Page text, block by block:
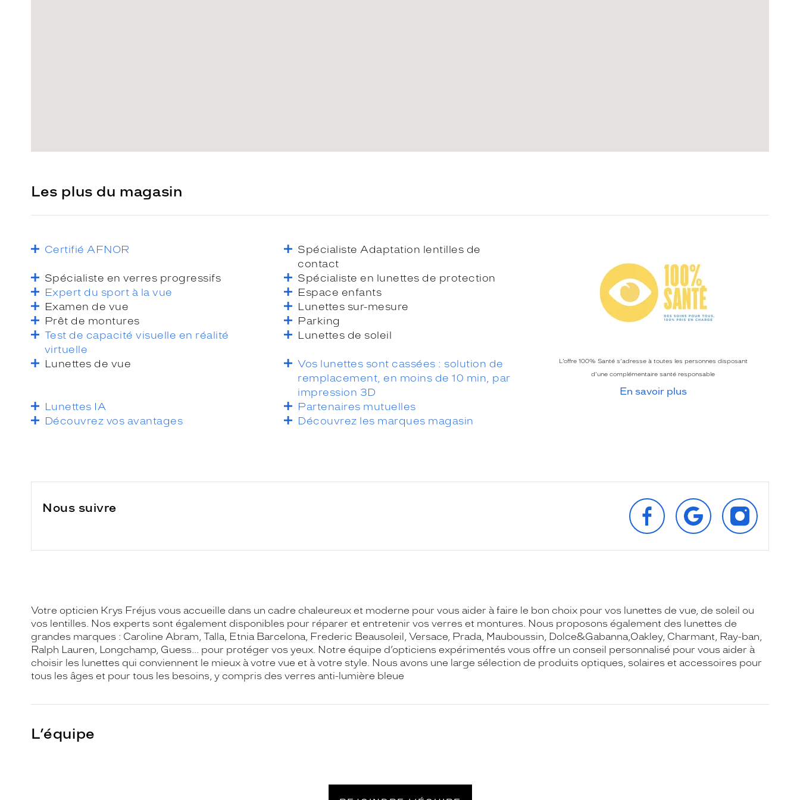
Les plus du magasin
Certifié AFNOR
Spécialiste Adaptation lentilles de
contact
Spécialiste en verres progressifs
Spécialiste en lunettes de protection
Expert du sport à la vue
Espace enfants
Examen de vue
Lunettes sur-mesure
Prêt de montures
Parking
Test de capacité visuelle en réalité
virtuelle
Lunettes de soleil
Lunettes de vue
Vos lunettes sont cassées : solution de
remplacement, en moins de 10 min, par
impression 3D
Lunettes IA
Partenaires mutuelles
Découvrez vos avantages
Découvrez les marques magasin
L’offre 100% Santé s’adresse à toutes les personnes disposant
d’une complémentaire santé responsable
En savoir plus
Nous suivre
SUIVEZ‑NOUS
SUR
FACEBOOK
RETROUVEZ‑NOUS
SUR
GOOGLE
SUR
INSTAGRAM
Votre opticien Krys Fréjus vous accueille dans un cadre chaleureux et moderne pour vous aider à faire le bon choix pour vos lunettes de vue, de soleil ou
vos lentilles. Nos experts sont également disponibles pour réparer et entretenir vos verres et montures. Nous proposons également des lunettes de
grandes marques : Caroline Abram, Talla, Etnia Barcelona, Frederic Beausoleil, Versace, Prada, Mauboussin, Dolce&Gabanna,Oakley, Charmant, Ray-ban,
Ralph Lauren, Longchamp, Guess... pour protéger vos yeux. Notre équipe d’opticiens expérimentés vous offre un conseil personnalisé pour vous aider à
choisir les lunettes qui conviennent le mieux à votre vue et à votre style. Nous avons une large sélection de produits optiques, solaires et accessoires pour
tous les âges et pour tous les besoins, y compris des verres anti-lumière bleue
L’équipe